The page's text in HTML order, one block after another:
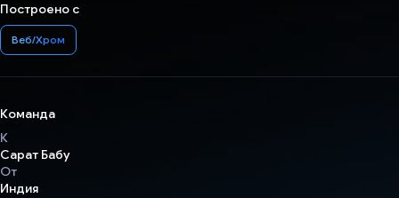
Построено с
Веб/Хром
Команда
К
Сарат Бабу
От
Индия